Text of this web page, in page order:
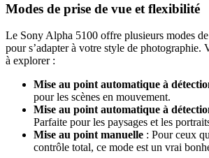
Modes de prise de vue et flexibilité
Le Sony Alpha 5100 offre plusieurs modes
pour s’adapter à votre style de photographie.
à explorer :
Mise au point automatique à
pour les scènes en mouvement.
Mise au point automatique à
Parfaite pour les paysages et les
Mise au point manuelle : Pour ceux
contrôle total, ce mode est un vrai